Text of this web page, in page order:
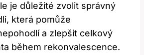
je důležité zvolit správný
která pomůže
a zlepšit celkový
během rekonvalescence.